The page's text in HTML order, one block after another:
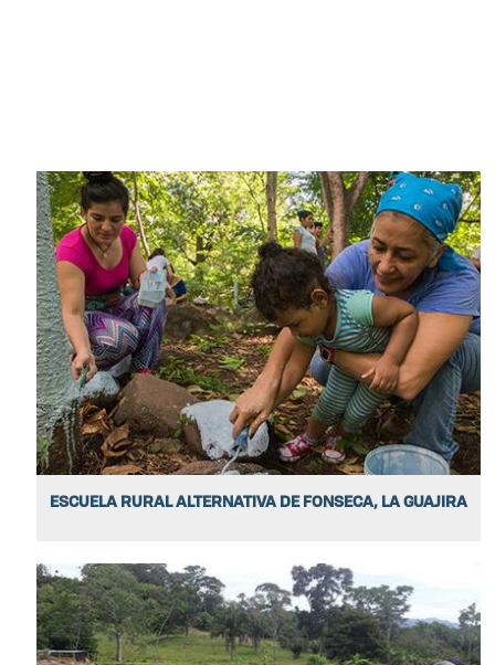
ESCUELA RURAL ALTERNATIVA DE FONSECA, LA GUAJIRA